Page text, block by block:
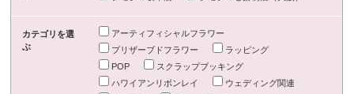
カテゴリを選
ぶ
アーティフィシャルフラワー
プリザーブドフラワー
ラッピング
POP
スクラップブッキング
ハワイアンリボンレイ
ウェディング関連